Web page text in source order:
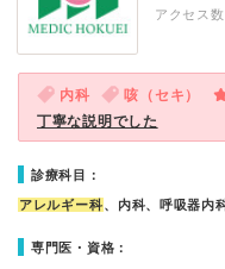
アクセス
内科 咳（セキ）
丁寧な説明でした
診療科目：
アレルギー科、内科、呼吸器内
専門医・資格：